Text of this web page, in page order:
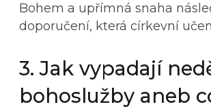
Bohem a upřímná snaha
doporučení, která církevní
3. Jak vypadají
bohoslužby aneb